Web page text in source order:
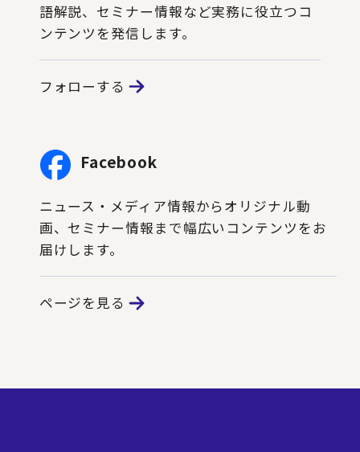
語解説、セミナー情報など実務に役立つコ
ンテンツを発信します。
フォローする
Facebook
ニュース・メディア情報からオリジナル動
画、セミナー情報まで幅広いコンテンツをお
届けします。
ページを見る